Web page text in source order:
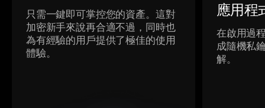
只需一鍵即可掌控您的資產。這對
加密新手來說再合適不過，同時也
為有經驗的用戶提供了極佳的使用
體驗。
應用程
在啟用過
成隨機私
解。